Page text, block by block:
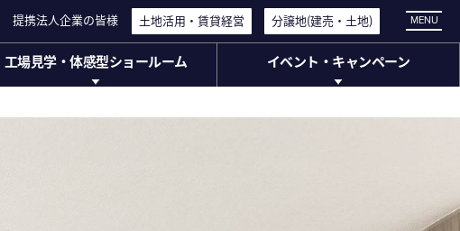
MENU
提携法人企業の皆様 土地活用・ 賃貸経営 分譲地(建売・ 土地)
工場見学・体感型ショールーム イベント・キャンペーン
提携法人企業の皆様 土地活用・ 賃貸経営 分譲地(建売・ 土地)
工場見学・体感型ショールーム
イベント・ キャンペーン